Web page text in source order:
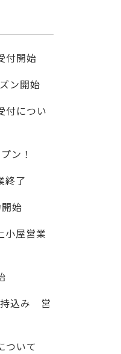
付開始
ン開始
付につい
ン！
終了
始
小屋営業
持込み 営
ついて